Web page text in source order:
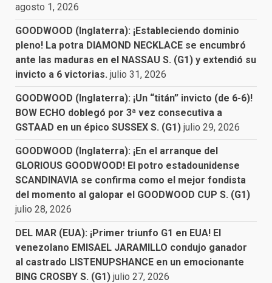
agosto 1, 2026
GOODWOOD (Inglaterra): ¡Estableciendo dominio
pleno! La potra DIAMOND NECKLACE se encumbró
ante las maduras en el NASSAU S. (G1) y extendió su
invicto a 6 victorias. julio 31, 2026
GOODWOOD (Inglaterra): ¡Un “titán” invicto (de 6-6)!
BOW ECHO doblegó por 3ª vez consecutiva a
GSTAAD en un épico SUSSEX S. (G1) julio 29, 2026
GOODWOOD (Inglaterra): ¡En el arranque del
GLORIOUS GOODWOOD! El potro estadounidense
SCANDINAVIA se confirma como el mejor fondista
del momento al galopar el GOODWOOD CUP S. (G1)
julio 28, 2026
DEL MAR (EUA): ¡Primer triunfo G1 en EUA! El
venezolano EMISAEL JARAMILLO condujo ganador
al castrado LISTENUPSHANCE en un emocionante
BING CROSBY S. (G1) julio 27, 2026